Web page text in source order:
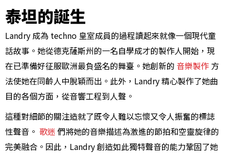
泰坦的誕生
Landry 成為 techno 皇室成員的過程讀起來就像一個現代童
話故事。她從德克薩斯州的一名自學成才的製作人開始，現
在已準備好征服歐洲最負盛名的舞臺。她創新的 音樂製作 方
法使她在同齡人中脫穎而出。此外，Landry 精心製作了她曲
目的各個方面，從音響工程到人聲。
這種對細節的關注造就了既令人難以忘懷又令人振奮的標誌
性聲音。 歌迷 們將她的音樂描述為激進的節拍和空靈旋律的
完美融合。因此，Landry 創造如此獨特聲音的能力鞏固了她